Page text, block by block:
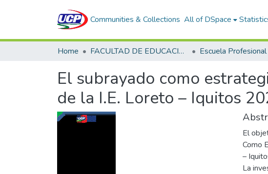
Communities & Collections All of DSpace
Home FACULTAD DE EDUCACIÓN Y HUMANIDADES
El subrayado como
de la I.E. Loreto – Iquitos
El
Como
–
La